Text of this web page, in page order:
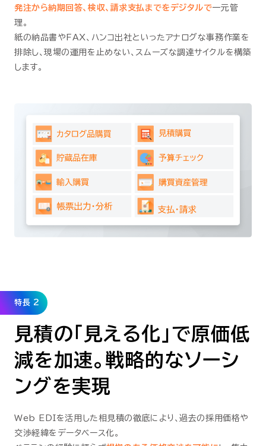
発注から納期回答、検収、請求支払までをデジタルで一元管
理。
紙の納品書やFAX、ハンコ出社といったアナログな事務作業を
排除し、現場の運用を止めない、スムーズな調達サイクルを構築
します。
特長 2
見積の「見える化」で原価低
減を加速。戦略的なソーシ
ングを実現
Web EDIを活用した相見積の徹底により、過去の採用価格や
交渉経緯をデータベース化。